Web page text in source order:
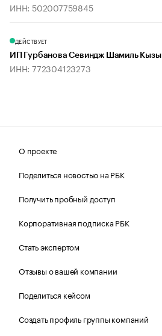
ИНН: 502007759845
ДЕЙСТВУЕТ
ИП Гурбанова Севиндж Шамиль Кызы
ИНН: 772304123273
О проекте
Поделиться новостью на РБК
Получить пробный доступ
Корпоративная подписка РБК
Стать экспертом
Отзывы о вашей компании
Поделиться кейсом
Создать профиль группы компаний